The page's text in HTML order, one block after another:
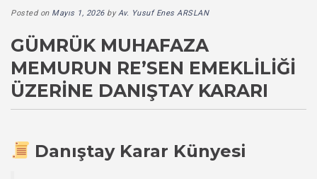
Posted on Mayıs 1, 2026byAv. Yusuf Enes ARSLAN
GÜMRÜK MUHAFAZA
MEMURUN RE’SEN EMEKLILIĞI
ÜZERINE DANIŞTAY KARARI
Danıştay Karar Künyesi